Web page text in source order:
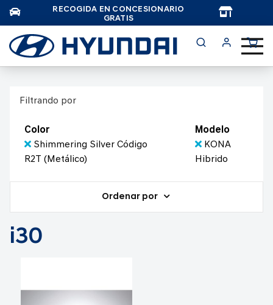
RECOGIDA EN CONCESIONARIO
GRATIS
Filtrando por
Color
Shimmering Silver Código
R2T (Metálico)
Modelo
KONA
Hibrido
Ordenar por
i30